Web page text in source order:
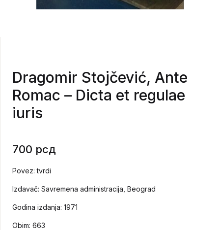
Dragomir Stojčević, Ante
Romac – Dicta et regulae
iuris
700 рсд
Povez: tvrdi
Izdavač: Savremena administracija, Beograd
Godina izdanja: 1971
Obim: 663